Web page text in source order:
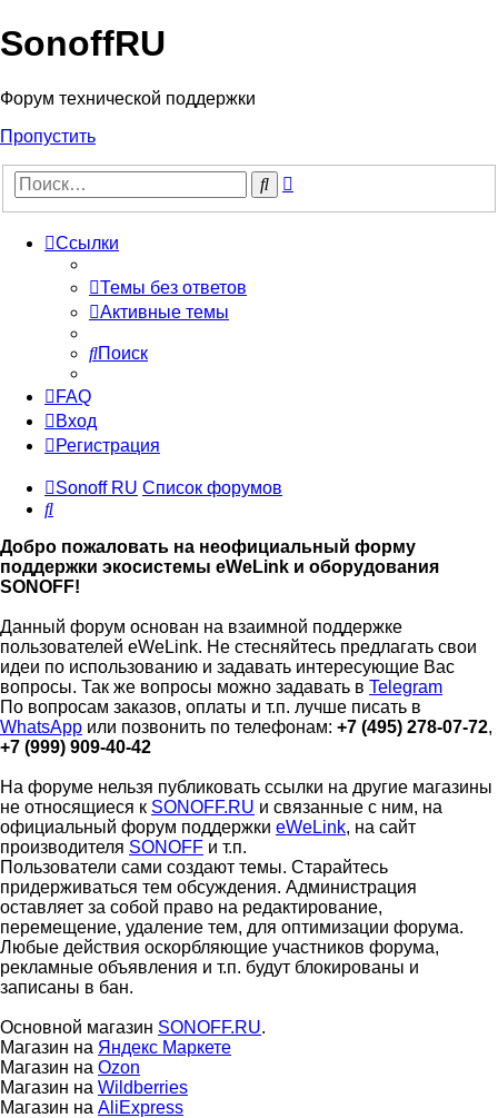
SonoffRU
Форум технической поддержки
Пропустить
Поиск
Ссылки
Темы без ответов
Активные темы
Поиск
FAQ
Вход
Регистрация
Sonoff RU Список форумов
Поиск
Добро пожаловать на неофициальный форму
поддержки экосистемы eWeLink и оборудования
SONOFF!
Данный форум основан на взаимной поддержке
пользователей eWeLink. Не стесняйтесь предлагать свои
идеи по использованию и задавать интересующие Вас
вопросы. Так же вопросы можно задавать в Telegram
По вопросам заказов, оплаты и т.п. лучше писать в
WhatsApp или позвонить по телефонам: +7 (495) 278-07-72,
+7 (999) 909-40-42
На форуме нельзя публиковать ссылки на другие магазины
не относящиеся к SONOFF.RU и связанные с ним, на
официальный форум поддержки eWeLink, на сайт
производителя SONOFF и т.п.
Пользователи сами создают темы. Старайтесь
придерживаться тем обсуждения. Администрация
оставляет за собой право на редактирование,
перемещение, удаление тем, для оптимизации форума.
Любые действия оскорбляющие участников форума,
рекламные объявления и т.п. будут блокированы и
записаны в бан.
Основной магазин SONOFF.RU.
Магазин на Яндекс Маркете
Магазин на Ozon
Магазин на Wildberries
Магазин на AliExpress